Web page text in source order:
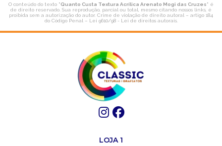
O conteúdo do texto "Quanto Custa Textura Acrílica Arenato Mogi das Cruzes" é
de direito reservado. Sua reprodução, parcial ou total, mesmo citando nossos links, é
proibida sem a autorização do autor. Crime de violação de direito autoral – artigo 184
do Código Penal – Lei 9610/98 - Lei de direitos autorais.
LOJA 1